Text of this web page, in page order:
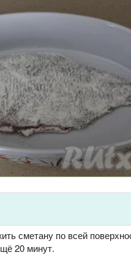
сметану по всей
20 минут.